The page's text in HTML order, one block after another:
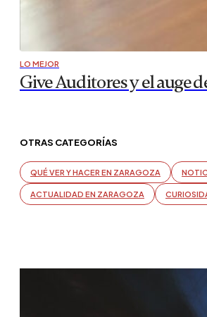
LO MEJOR
Give Auditores y el auge
OTRAS CATEGORÍAS
QUÉ VER Y HACER EN ZARAGOZA
ACTUALIDAD EN ZARAGOZA